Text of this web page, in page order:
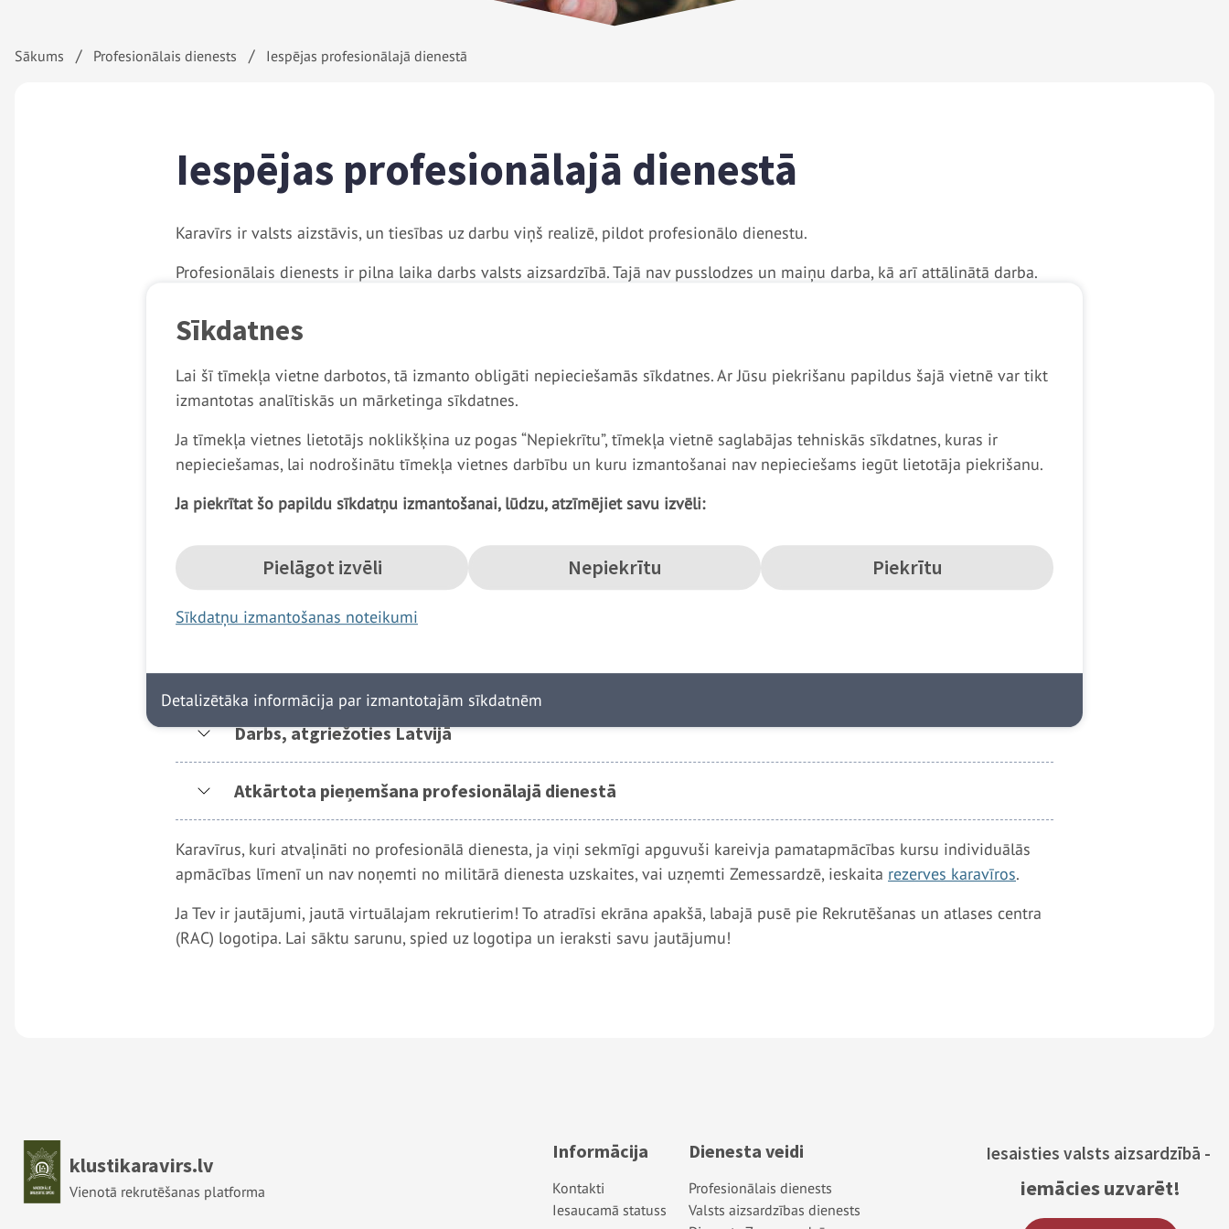
Atpakaļceļš
Sākums Profesionālais dienests Iespējas profesionālajā dienestā
Iespējas profesionālajā dienestā
Karavīrs ir valsts aizstāvis, un tiesības uz darbu viņš realizē, pildot profesionālo dienestu.
Profesionālais dienests ir pilna laika darbs valsts aizsardzībā. Tajā nav pusslodzes un maiņu darba, kā arī attālinātā darba.
dienesta karavīrs, ievērojot noteiktos nosacījumus.
Kandidātam, kas agrāk nav apmācīts militārajam dienestam, pēc pieņemšanas profesionālajā dienestā vispirms jāpabeidz
amatam noteiktais militārās apmācības kurss.
Visi karavīri dodzvērestu. Karavīru var nosūtīt mācīties vai pildīt militārus uzdevumus uz ārvalstīm tikai pēc karavīra
zvēresta došanas.
Esi tas, kas Tu vari būt!
Profesionālā dienesta līgums
Militārā pamatapmācība
Dienesta vietas un dienesta laiks
Darbs, atgriežoties Latvijā
Atkārtota pieņemšana profesionālajā dienestā
Karavīrus, kuri atvaļināti no profesionālā dienesta, ja viņi sekmīgi apguvuši kareivja pamatapmācības kursu individuālās
apmācības līmenī un nav noņemti no militārā dienesta uzskaites, vai uzņemti Zemessardzē, ieskaita rezerves karavīros.
Ja Tev ir jautājumi, jautā virtuālajam rekrutierim! To atradīsi ekrāna apakšā, labajā pusē pie Rekrutēšanas un atlases centra
(RAC) logotipa. Lai sāktu sarunu, spied uz logotipa un ieraksti savu jautājumu!
Sākums
klustikaravirs.lv
Vienotā rekrutēšanas platforma
Informācija
Kontakti
Iesaucamā statuss
Dienesta veidi
Profesionālais dienests
Valsts aizsardzības dienests
Iesaisties valsts aizsardzībā -
iemācies uzvarēt!
Sīkdatnes
Lai šī tīmekļa vietne darbotos, tā izmanto obligāti nepieciešamās sīkdatnes. Ar Jūsu piekrišanu papildus šajā vietnē var tikt
izmantotas analītiskās un mārketinga sīkdatnes.
Ja tīmekļa vietnes lietotājs noklikšķina uz pogas “Nepiekrītu”, tīmekļa vietnē saglabājas tehniskās sīkdatnes, kuras ir
nepieciešamas, lai nodrošinātu tīmekļa vietnes darbību un kuru izmantošanai nav nepieciešams iegūt lietotāja piekrišanu.
Ja piekrītat šo papildu sīkdatņu izmantošanai, lūdzu, atzīmējiet savu izvēli:
Pielāgot izvēli Nepiekrītu Piekrītu
Sīkdatņu izmantošanas noteikumi
Detalizētāka informācija par izmantotajām sīkdatnēm